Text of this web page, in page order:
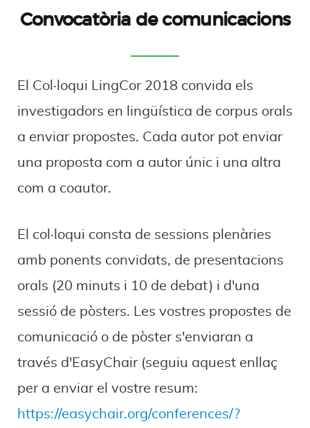
Convocatòria de comunicacions
El Col·loqui LingCor 2018 convida els
investigadors en lingüística de corpus orals
a enviar propostes. Cada autor pot enviar
una proposta com a autor únic i una altra
com a coautor.
El col·loqui consta de sessions plenàries
amb ponents convidats, de presentacions
orals (20 minuts i 10 de debat) i d'una
sessió de pòsters. Les vostres propostes de
comunicació o de pòster s'enviaran a
través d'EasyChair (seguiu aquest enllaç
per a enviar el vostre resum:
https://easychair.org/conferences/?